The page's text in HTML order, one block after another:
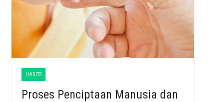
HADITS
Proses Penciptaan Manusia dan